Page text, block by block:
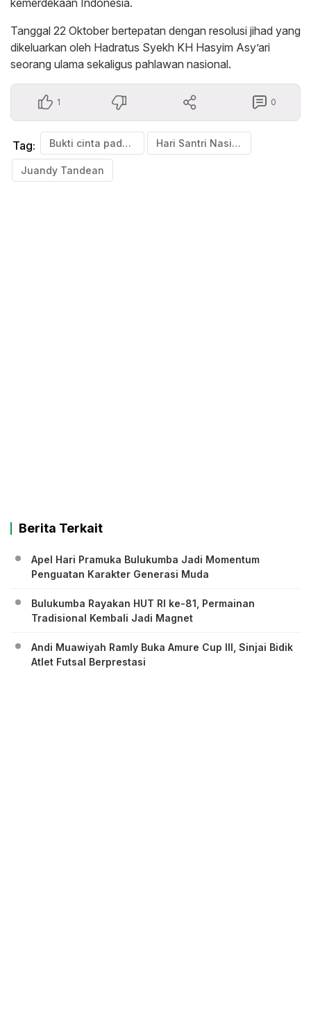
Tanggal 22 Oktober bertepatan dengan resolusi jihad yang
dikeluarkan oleh Hadratus Syekh KH Hasyim Asy’ari
seorang ulama sekaligus pahlawan nasional.
1 0
Tag: Bukti cinta pada negeri Hari Santri Nasional
Juandy Tandean
Berita Terkait
Apel Hari Pramuka Bulukumba Jadi Momentum
Penguatan Karakter Generasi Muda
Bulukumba Rayakan HUT RI ke-81, Permainan
Tradisional Kembali Jadi Magnet
Andi Muawiyah Ramly Buka Amure Cup III, Sinjai Bidik
Atlet Futsal Berprestasi